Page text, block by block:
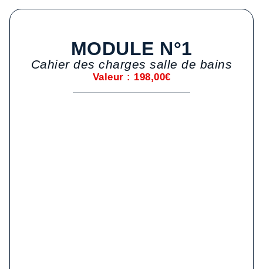
MODULE N°1
Cahier des charges salle de bains
Valeur : 198,00€